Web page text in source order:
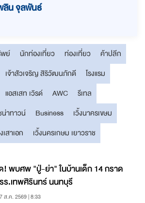
ลิน จุลพันธ์
ย์ นักท่องเที่ยว ท่องเที่ยว
ค้าปลีก
เจ้าสัวเจริญ สิริวัฒนภักดี
โรงแรม
แอสเสท เวิรด์ AWC
รีเทล
น่าทาวน์ Business
เวิ้งนาครเขษม
สาเอก เวิ้งนครเกษม เยาวราช
! พบศพ "ปู่-ย่า" ในบ้านเด็ก 14 กราด
ร.เทพศิรินทร์ นนทบุรี
ส.ค. 2569 | 8:33